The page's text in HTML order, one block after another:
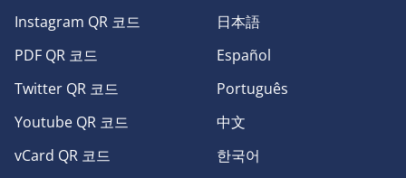
Instagram QR 코드
PDF QR 코드
Twitter QR 코드
Youtube QR 코드
vCard QR 코드
日本語
Español
Português
中文
한국어